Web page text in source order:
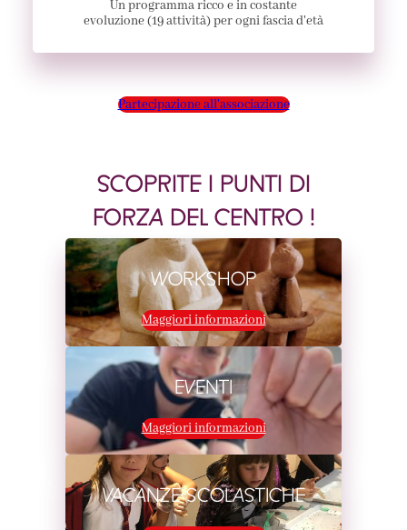
Un programma ricco e in costante
evoluzione (19 attività) per ogni fascia d'età
Partecipazione all'associazione
SCOPRITE I PUNTI DI
FORZA DEL CENTRO !
WORKSHOP
Maggiori informazioni
EVENTI
Maggiori informazioni
VACANZE SCOLASTICHE